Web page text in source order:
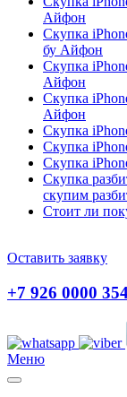
Айфон
Скупка
бу Айфон
Скупка
Айфон
Скупка
Айфон
Скупка
Скупка
Скупка
Скупка
скупим
Стоит ли
Оставить заявку
+7 926 0000
Меню